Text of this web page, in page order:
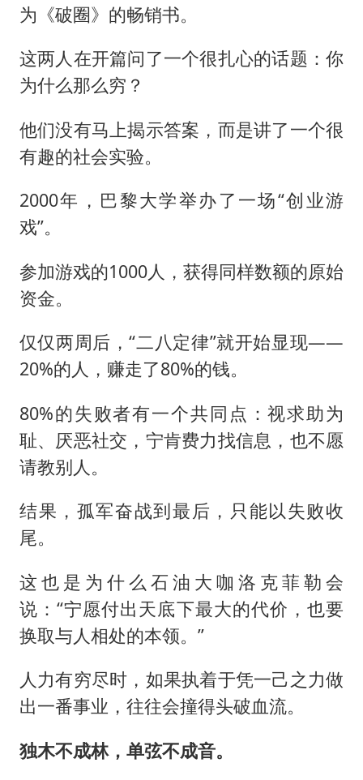
为《破圈》的畅销书。
这两人在开篇问了一个很扎心的话题：你
为什么那么穷？
他们没有马上揭示答案，而是讲了一个很
有趣的社会实验。
2000年，巴黎大学举办了一场“创业游
戏”。
参加游戏的1000人，获得同样数额的原始
资金。
仅仅两周后，“二八定律”就开始显现——
20%的人，赚走了80%的钱。
80%的失败者有一个共同点：视求助为
耻、厌恶社交，宁肯费力找信息，也不愿
请教别人。
结果，孤军奋战到最后，只能以失败收
尾。
这也是为什么石油大咖洛克菲勒会
说：“宁愿付出天底下最大的代价，也要
换取与人相处的本领。”
人力有穷尽时，如果执着于凭一己之力做
出一番事业，往往会撞得头破血流。
独木不成林，单弦不成音。